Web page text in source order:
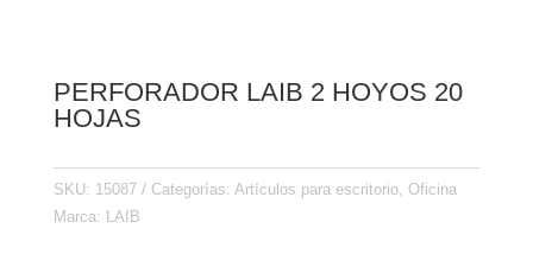
PERFORADOR LAIB 2 HOYOS 20
HOJAS
SKU: 15087 Categorías: Artículos para escritorio, Oficina
Marca: LAIB